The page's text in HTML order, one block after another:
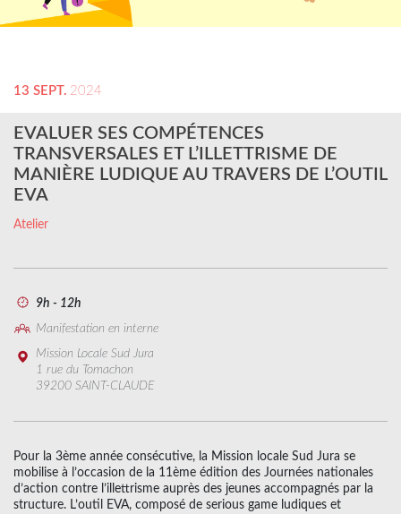
13 SEPT. 2024
EVALUER SES COMPÉTENCES
TRANSVERSALES ET L’ILLETTRISME DE
MANIÈRE LUDIQUE AU TRAVERS DE L’OUTIL
EVA
Atelier
9h - 12h
Manifestation en interne
Mission Locale Sud Jura
1 rue du Tomachon
39200 SAINT-CLAUDE
Pour la 3ème année consécutive, la Mission locale Sud Jura se
mobilise à l’occasion de la 11ème édition des Journées nationales
d’action contre l’illettrisme auprès des jeunes accompagnés par la
structure. L’outil EVA, composé de serious game ludiques et